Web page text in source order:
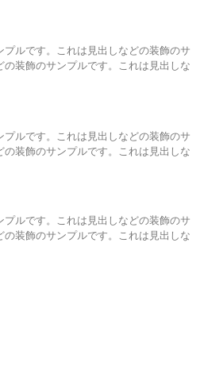
プルです。これは見出しなどの装飾のサ
装飾のサンプルです。これは見出しな
プルです。これは見出しなどの装飾のサ
装飾のサンプルです。これは見出しな
プルです。これは見出しなどの装飾のサ
装飾のサンプルです。これは見出しな